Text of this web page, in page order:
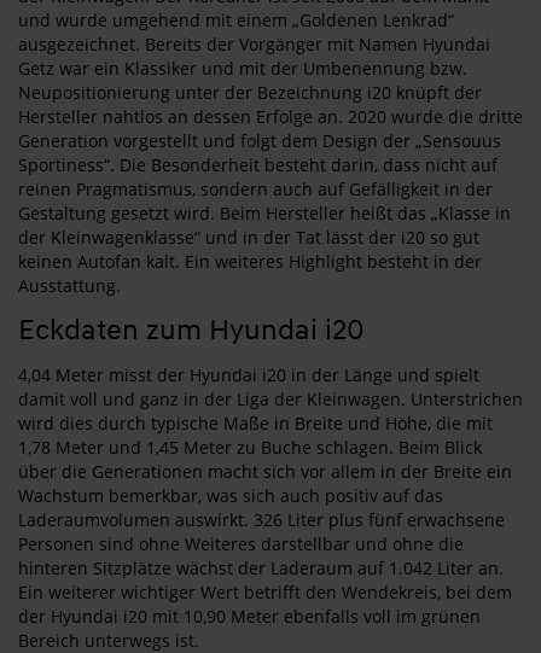
und wurde umgehend mit einem „Goldenen Lenkrad“
ausgezeichnet. Bereits der Vorgänger mit Namen Hyundai
Getz war ein Klassiker und mit der Umbenennung bzw.
Neupositionierung unter der Bezeichnung i20 knüpft der
Hersteller nahtlos an dessen Erfolge an. 2020 wurde die dritte
Generation vorgestellt und folgt dem Design der „Sensouus
Sportiness“. Die Besonderheit besteht darin, dass nicht auf
reinen Pragmatismus, sondern auch auf Gefälligkeit in der
Gestaltung gesetzt wird. Beim Hersteller heißt das „Klasse in
der Kleinwagenklasse“ und in der Tat lässt der i20 so gut
keinen Autofan kalt. Ein weiteres Highlight besteht in der
Ausstattung.
Eckdaten zum Hyundai i20
4,04 Meter misst der Hyundai i20 in der Länge und spielt
damit voll und ganz in der Liga der Kleinwagen. Unterstrichen
wird dies durch typische Maße in Breite und Höhe, die mit
1,78 Meter und 1,45 Meter zu Buche schlagen. Beim Blick
über die Generationen macht sich vor allem in der Breite ein
Wachstum bemerkbar, was sich auch positiv auf das
Laderaumvolumen auswirkt. 326 Liter plus fünf erwachsene
Personen sind ohne Weiteres darstellbar und ohne die
hinteren Sitzplätze wächst der Laderaum auf 1.042 Liter an.
Ein weiterer wichtiger Wert betrifft den Wendekreis, bei dem
der Hyundai i20 mit 10,90 Meter ebenfalls voll im grünen
Bereich unterwegs ist.